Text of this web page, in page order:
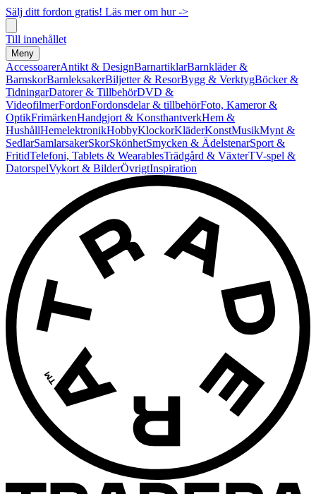
Sälj ditt fordon gratis! Läs mer om hur ->
Till innehållet
Meny
AccessoarerAntikt & DesignBarnartiklarBarnkläder &
BarnskorBarnleksakerBiljetter & ResorBygg & VerktygBöcker &
TidningarDatorer & TillbehörDVD &
VideofilmerFordonFordonsdelar & tillbehörFoto, Kameror &
OptikFrimärkenHandgjort & KonsthantverkHem &
HushållHemelektronikHobbyKlockorKläderKonstMusikMynt &
SedlarSamlarsakerSkorSkönhetSmycken & ÄdelstenarSport &
FritidTelefoni, Tablets & WearablesTrädgård & VäxterTV-spel &
DatorspelVykort & BilderÖvrigtInspiration